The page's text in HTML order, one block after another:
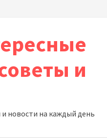
и
новости на каждый день